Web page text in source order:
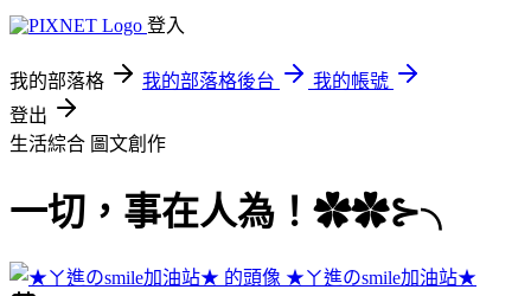
登入
我的部落格 我的部落格後台
我的帳號
登出
生活綜合 圖文創作
一切，事在人為！✿✿⊱╮
★ㄚ進のsmile加油站★